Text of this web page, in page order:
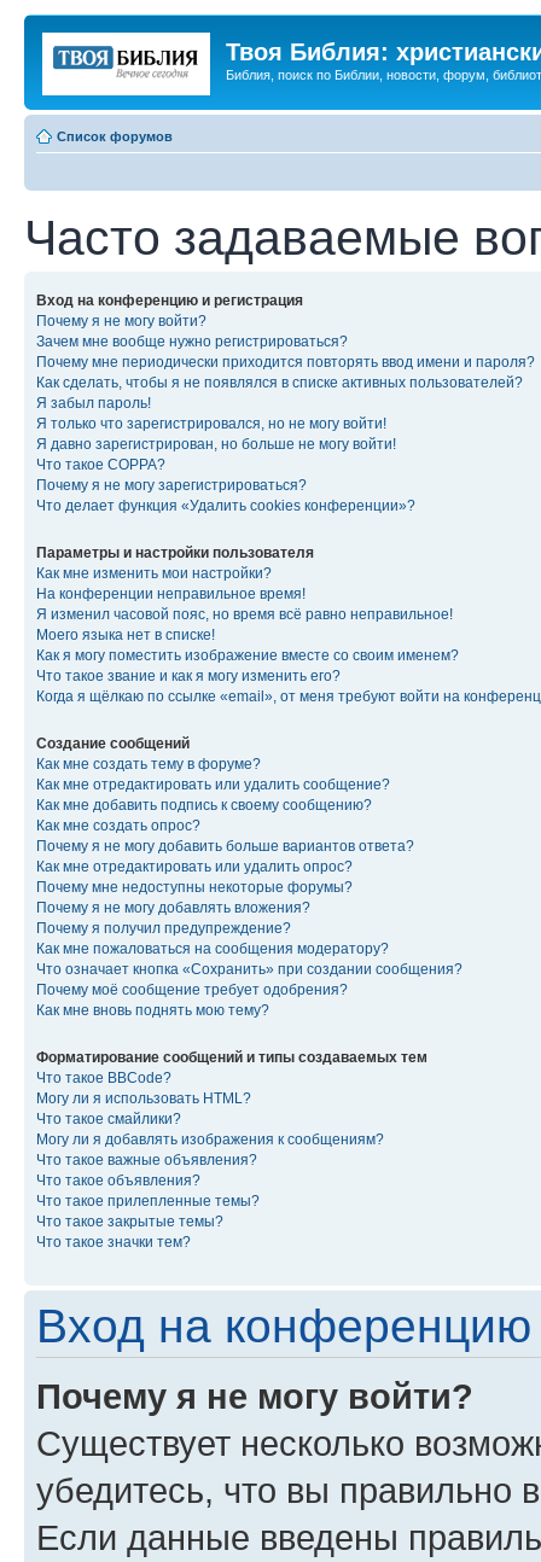
Твоя Библия:
Библия, поиск по Библии, новости, форум,
Список форумов
Часто задаваемые
Вход на конференцию и регистрация
Почему я не могу войти?
Зачем мне вообще нужно регистрироваться?
Почему мне периодически приходится повторять ввод имени и пароля?
Как сделать, чтобы я не появлялся в списке активных пользователей?
Я забыл пароль!
Я только что зарегистрировался, но не могу войти!
Я давно зарегистрирован, но больше не могу войти!
Что такое COPPA?
Почему я не могу зарегистрироваться?
Что делает функция «Удалить cookies конференции»?
Параметры и настройки пользователя
Как мне изменить мои настройки?
На конференции неправильное время!
Я изменил часовой пояс, но время всё равно неправильное!
Моего языка нет в списке!
Как я могу поместить изображение вместе со своим именем?
Что такое звание и как я могу изменить его?
Когда я щёлкаю по ссылке «email», от меня требуют войти на
Создание сообщений
Как мне создать тему в форуме?
Как мне отредактировать или удалить сообщение?
Как мне добавить подпись к своему сообщению?
Как мне создать опрос?
Почему я не могу добавить больше вариантов ответа?
Как мне отредактировать или удалить опрос?
Почему мне недоступны некоторые форумы?
Почему я не могу добавлять вложения?
Почему я получил предупреждение?
Как мне пожаловаться на сообщения модератору?
Что означает кнопка «Сохранить» при создании сообщения?
Почему моё сообщение требует одобрения?
Как мне вновь поднять мою тему?
Форматирование сообщений и типы создаваемых тем
Что такое BBCode?
Могу ли я использовать HTML?
Что такое смайлики?
Могу ли я добавлять изображения к сообщениям?
Что такое важные объявления?
Что такое объявления?
Что такое прилепленные темы?
Что такое закрытые темы?
Что такое значки тем?
Вход на конференцию
Почему я не могу войти?
Существует несколько
убедитесь, что вы правильно
Если данные введены